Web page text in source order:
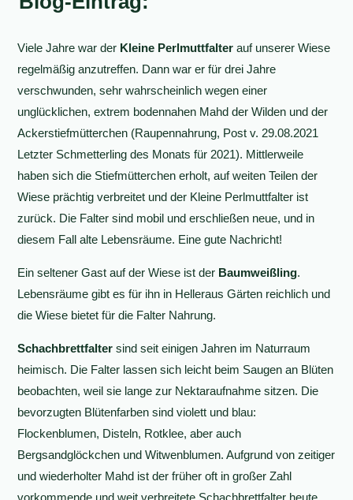
Viele Jahre war der Kleine Perlmuttfalter auf unserer Wiese
regelmäßig anzutreffen. Dann war er für drei Jahre
verschwunden, sehr wahrscheinlich wegen einer
unglücklichen, extrem bodennahen Mahd der Wilden und der
Ackerstiefmütterchen (Raupennahrung, Post v. 29.08.2021
Letzter Schmetterling des Monats für 2021). Mittlerweile
haben sich die Stiefmütterchen erholt, auf weiten Teilen der
Wiese prächtig verbreitet und der Kleine Perlmuttfalter ist
zurück. Die Falter sind mobil und erschließen neue, und in
diesem Fall alte Lebensräume. Eine gute Nachricht!
Ein seltener Gast auf der Wiese ist der Baumweißling.
Lebensräume gibt es für ihn in Helleraus Gärten reichlich und
die Wiese bietet für die Falter Nahrung.
Schachbrettfaltersind seit einigen Jahren im Naturraum
heimisch. Die Falter lassen sich leicht beim Saugen an Blüten
beobachten, weil sie lange zur Nektaraufnahme sitzen. Die
bevorzugten Blütenfarben sind violett und blau:
Flockenblumen, Disteln, Rotklee, aber auch
Bergsandglöckchen und Witwenblumen. Aufgrund von zeitiger
und wiederholter Mahd ist der früher oft in großer Zahl
vorkommende und weit verbreitete Schachbrettfalter heute